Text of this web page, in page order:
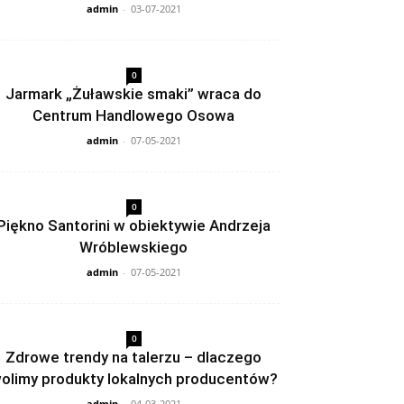
admin - 03-07-2021
0
Jarmark „Żuławskie smaki” wraca do
Centrum Handlowego Osowa
admin - 07-05-2021
0
Santorini w obiektywie Andrzeja
Wróblewskiego
admin - 07-05-2021
0
Zdrowe trendy na talerzu – dlaczego
produkty lokalnych producentów?